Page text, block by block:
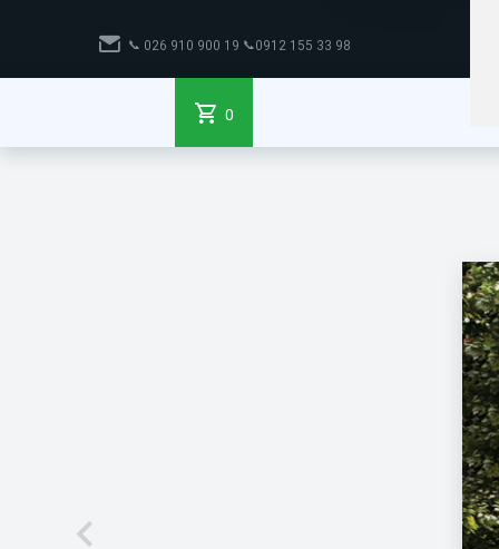
98 33 155 0912📞 19 900 910 026
📞
0